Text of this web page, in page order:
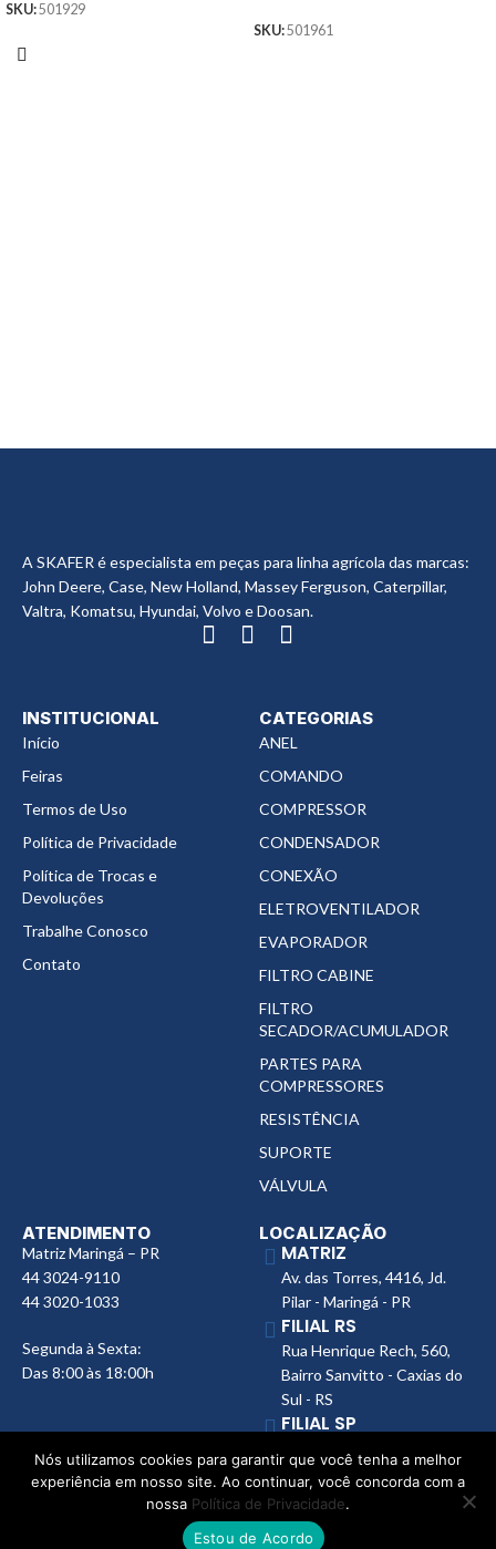
SKU:501929
SKU:501961
A SKAFER é especialista em peças para linha agrícola das marcas:
John Deere, Case, New Holland, Massey Ferguson, Caterpillar,
Valtra, Komatsu, Hyundai, Volvo e Doosan.
INSTITUCIONAL
Início
Feiras
Termos de Uso
Política de Privacidade
Política de Trocas e
Devoluções
Trabalhe Conosco
Contato
CATEGORIAS
ANEL
COMANDO
COMPRESSOR
CONDENSADOR
CONEXÃO
ELETROVENTILADOR
EVAPORADOR
FILTRO CABINE
FILTRO
SECADOR/ACUMULADOR
PARTES PARA
COMPRESSORES
RESISTÊNCIA
SUPORTE
VÁLVULA
ATENDIMENTO
Matriz Maringá – PR
44 3024-9110
44 3020-1033
Segunda à Sexta:
Das 8:00 às 18:00h
LOCALIZAÇÃO
MATRIZ
Av. das Torres, 4416, Jd.
Pilar - Maringá - PR
FILIAL RS
Rua Henrique Rech, 560,
Bairro Sanvitto - Caxias do
Sul - RS
FILIAL SP
Núcleo Bartholomeu Bueno
de Miranda, Presidente
Prudente - SP
Nós utilizamos cookies para garantir que você tenha a melhor
experiência em nosso site. Ao continuar, você concorda com a
nossa Política de Privacidade.
Estou de Acordo